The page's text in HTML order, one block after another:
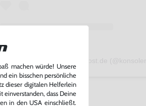
machen würde! Unsere
ein bisschen persönliche
dieser digitalen Helferlein
einverstanden, dass Deine
in den USA einschließt.